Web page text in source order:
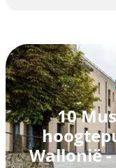
10
Wallonië -